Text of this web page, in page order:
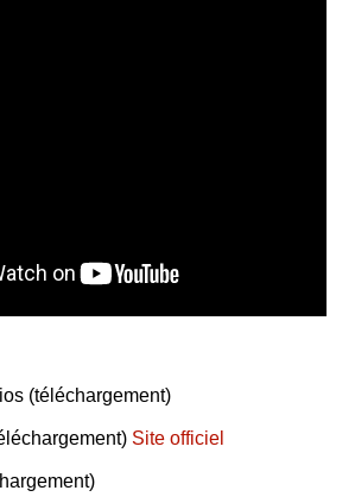
(téléchargement)
Site officiel